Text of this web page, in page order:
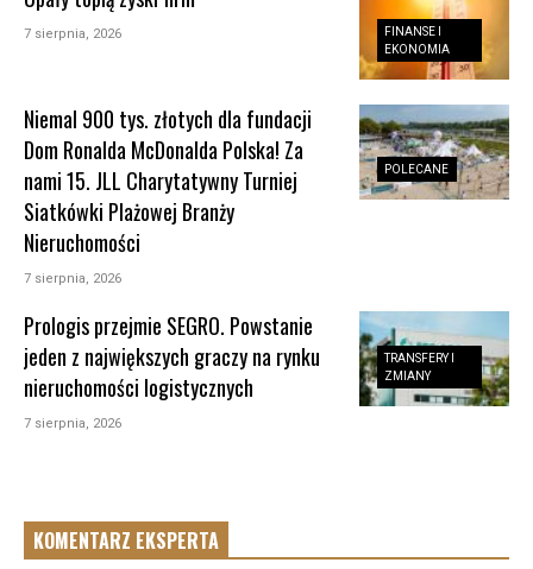
FINANSE I
EKONOMIA
7 sierpnia, 2026
POLECANE
Niemal 900 tys. złotych dla fundacji
Dom Ronalda McDonalda Polska! Za
nami 15. JLL Charytatywny Turniej
Siatkówki Plażowej Branży
Nieruchomości
7 sierpnia, 2026
TRANSFERY I
ZMIANY
Prologis przejmie SEGRO. Powstanie
jeden z największych graczy na rynku
nieruchomości logistycznych
7 sierpnia, 2026
KOMENTARZ EKSPERTA